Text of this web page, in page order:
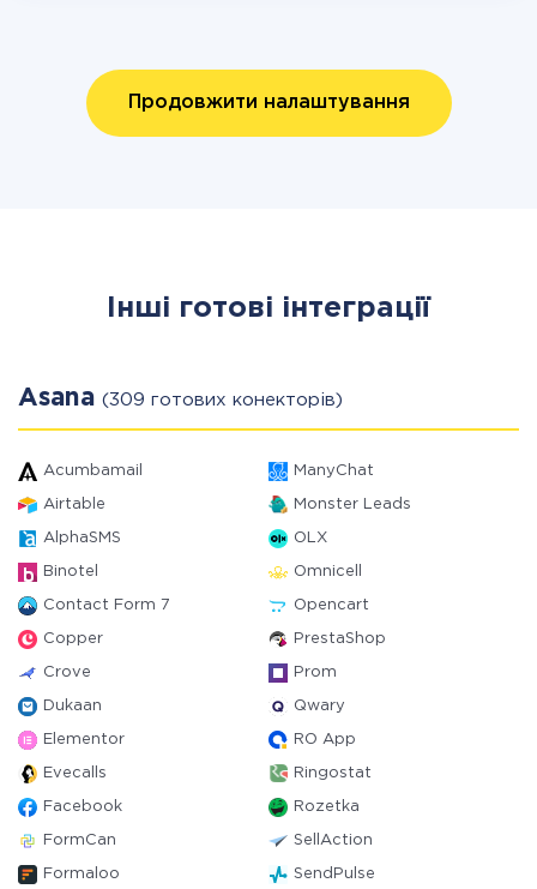
Продовжити налаштування
Інші готові інтеграції
Asana (309 готових конекторів)
Acumbamail ManyChat
Airtable Monster Leads
AlphaSMS OLX
Binotel Omnicell
Contact Form 7 Opencart
Copper PrestaShop
Crove Prom
Dukaan Qwary
Elementor RO App
Evecalls Ringostat
Facebook Rozetka
FormCan SellAction
Formaloo SendPulse